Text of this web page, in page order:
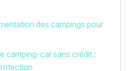
des campings pour
camping-car sans crédit :